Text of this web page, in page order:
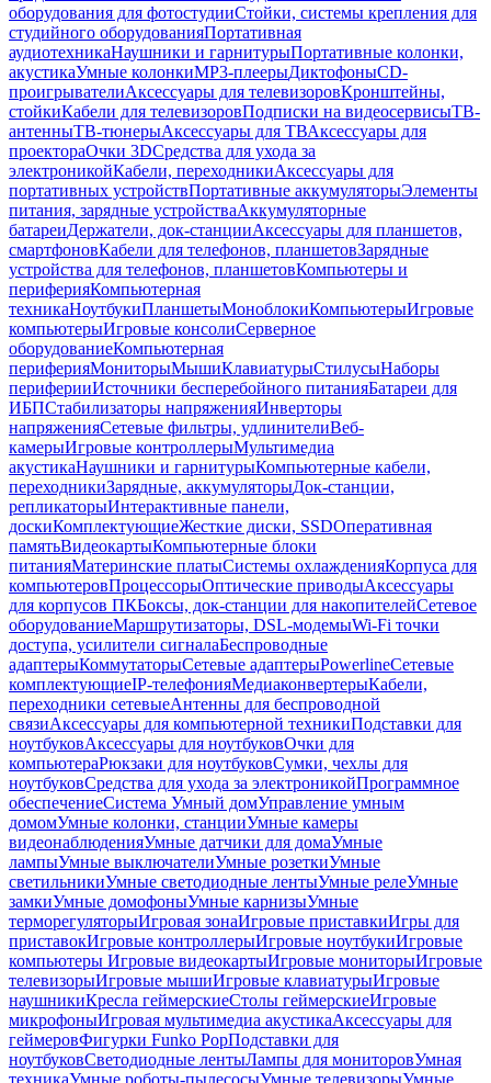
оборудования для фотостудииСтойки, системы крепления для
студийного оборудованияПортативная
аудиотехникаНаушники и гарнитурыПортативные колонки,
акустикаУмные колонкиMP3-плеерыДиктофоныCD-
проигрывателиАксессуары для телевизоровКронштейны,
стойкиКабели для телевизоровПодписки на видеосервисыТВ-
антенныТВ-тюнерыАксессуары для ТВАксессуары для
проектораОчки 3DСредства для ухода за
электроникойКабели, переходникиАксессуары для
портативных устройствПортативные аккумуляторыЭлементы
питания, зарядные устройстваАккумуляторные
батареиДержатели, док-станцииАксессуары для планшетов,
смартфоновКабели для телефонов, планшетовЗарядные
устройства для телефонов, планшетовКомпьютеры и
периферияКомпьютерная
техникаНоутбукиПланшетыМоноблокиКомпьютерыИгровые
компьютерыИгровые консолиСерверное
оборудованиеКомпьютерная
периферияМониторыМышиКлавиатурыСтилусыНаборы
периферииИсточники бесперебойного питанияБатареи для
ИБПСтабилизаторы напряженияИнверторы
напряженияСетевые фильтры, удлинителиВеб-
камерыИгровые контроллерыМультимедиа
акустикаНаушники и гарнитурыКомпьютерные кабели,
переходникиЗарядные, аккумуляторыДок-станции,
репликаторыИнтерактивные панели,
доскиКомплектующиеЖесткие диски, SSDОперативная
памятьВидеокартыКомпьютерные блоки
питанияМатеринские платыСистемы охлажденияКорпуса для
компьютеровПроцессорыОптические приводыАксессуары
для корпусов ПКБоксы, док-станции для накопителейСетевое
оборудованиеМаршрутизаторы, DSL-модемыWi-Fi точки
доступа, усилители сигналаБеспроводные
адаптерыКоммутаторыСетевые адаптерыPowerlineСетевые
комплектующиеIP-телефонияМедиаконвертерыКабели,
переходники сетевыеАнтенны для беспроводной
связиАксессуары для компьютерной техникиПодставки для
ноутбуковАксессуары для ноутбуковОчки для
компьютераРюкзаки для ноутбуковСумки, чехлы для
ноутбуковСредства для ухода за электроникойПрограммное
обеспечениеСистема Умный домУправление умным
домомУмные колонки, станцииУмные камеры
видеонаблюденияУмные датчики для домаУмные
лампыУмные выключателиУмные розеткиУмные
светильникиУмные светодиодные лентыУмные релеУмные
замкиУмные домофоныУмные карнизыУмные
терморегуляторыИгровая зонаИгровые приставкиИгры для
приставокИгровые контроллерыИгровые ноутбукиИгровые
компьютеры Игровые видеокартыИгровые мониторыИгровые
телевизорыИгровые мышиИгровые клавиатурыИгровые
наушникиКресла геймерскиеСтолы геймерскиеИгровые
микрофоныИгровая мультимедиа акустикаАксессуары для
геймеровФигурки Funko PopПодставки для
ноутбуковСветодиодные лентыЛампы для мониторовУмная
техникаУмные роботы-пылесосыУмные телевизорыУмные